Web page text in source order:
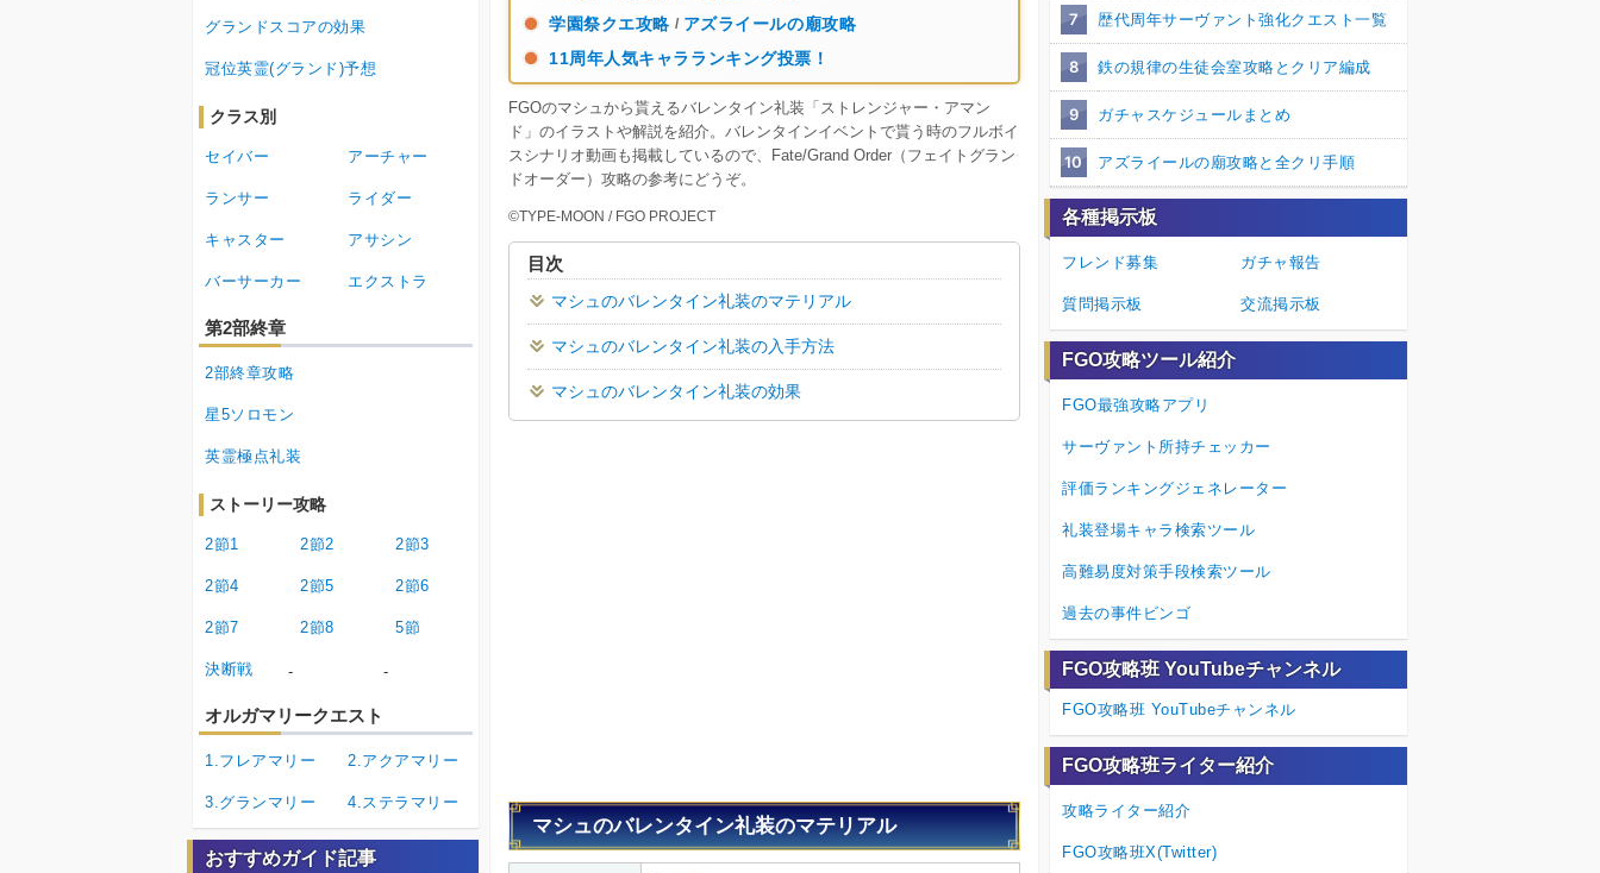
学園祭クエ攻略 / アズライールの廟攻略
11周年人気キャラランキング投票！
FGOのマシュから貰えるバレンタイン礼装「ストレンジャー・アマン
ド」のイラストや解説を紹介。バレンタインイベントで貰う時のフルボイ
スシナリオ動画も掲載しているので、Fate/Grand Order（フェイトグラン
ドオーダー）攻略の参考にどうぞ。
©TYPE-MOON / FGO PROJECT
目次
マシュのバレンタイン礼装のマテリアル
マシュのバレンタイン礼装の入手方法
マシュのバレンタイン礼装の効果
マシュのバレンタイン礼装のマテリアル
7 歴代周年サーヴァント強化クエスト一覧
8 鉄の規律の生徒会室攻略とクリア編成
9 ガチャスケジュールまとめ
10 アズライールの廟攻略と全クリ手順
各種掲示板
フレンド募集 ガチャ報告
質問掲示板 交流掲示板
FGO攻略ツール紹介
FGO最強攻略アプリ
サーヴァント所持チェッカー
評価ランキングジェネレーター
礼装登場キャラ検索ツール
高難易度対策手段検索ツール
過去の事件ビンゴ
FGO攻略班 YouTubeチャンネル
FGO攻略班 YouTubeチャンネル
FGO攻略班ライター紹介
攻略ライター紹介
FGO攻略班X(Twitter)
グランドスコアの効果
冠位英霊(グランド)予想
クラス別
セイバー アーチャー
ランサー ライダー
キャスター アサシン
バーサーカー エクストラ
第2部終章
2部終章攻略
星5ソロモン
英霊極点礼装
ストーリー攻略
2節1 2節2 2節3
2節4 2節5 2節6
2節7 2節8 5節
決断戦 - -
オルガマリークエスト
1.フレアマリー 2.アクアマリー
3.グランマリー 4.ステラマリー
おすすめガイド記事